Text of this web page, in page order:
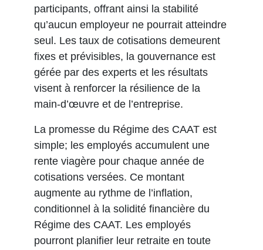
participants, offrant ainsi la stabilité
qu’aucun employeur ne pourrait atteindre
seul. Les taux de cotisations demeurent
fixes et prévisibles, la gouvernance est
gérée par des experts et les résultats
visent à renforcer la résilience de la
main-d’œuvre et de l’entreprise.
La promesse du Régime des CAAT est
simple; les employés accumulent une
rente viagère pour chaque année de
cotisations versées. Ce montant
augmente au rythme de l’inflation,
conditionnel à la solidité financière du
Régime des CAAT. Les employés
pourront planifier leur retraite en toute